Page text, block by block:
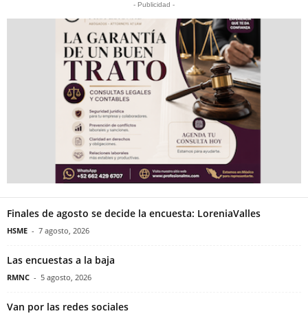
- Publicidad -
Finales de agosto se decide la encuesta: LoreniaValles
HSME - 7 agosto, 2026
Las encuestas a la baja
RMNC - 5 agosto, 2026
Van por las redes sociales